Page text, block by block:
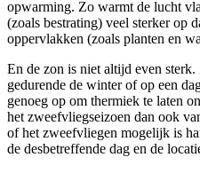
opwarming. Zo warmt de lucht
(zoals bestrating) veel sterker op
oppervlakken (zoals planten en
En de zon is niet altijd even
gedurende de winter of op een
genoeg op om thermiek te laten
het zweefvliegseizoen dan ook
of het zweefvliegen mogelijk is
de desbetreffende dag en de